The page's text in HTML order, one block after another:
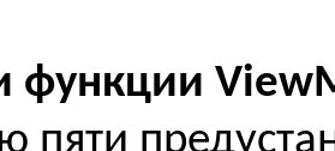
функции
пяти